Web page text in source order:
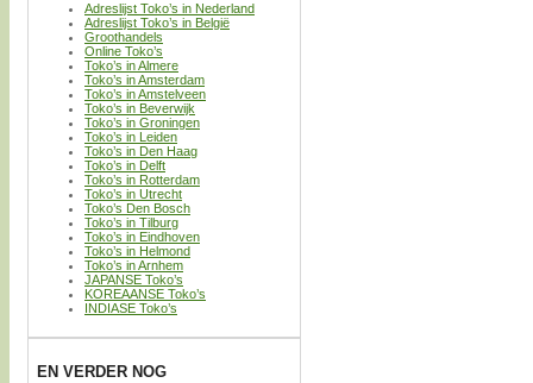
Adreslijst Toko’s in Nederland
Adreslijst Toko’s in België
Groothandels
Online Toko’s
Toko’s in Almere
Toko’s in Amsterdam
Toko’s in Amstelveen
Toko’s in Beverwijk
Toko’s in Groningen
Toko’s in Leiden
Toko’s in Den Haag
Toko’s in Delft
Toko’s in Rotterdam
Toko’s in Utrecht
Toko’s Den Bosch
Toko’s in Tilburg
Toko’s in Eindhoven
Toko’s in Helmond
Toko’s in Arnhem
JAPANSE Toko’s
KOREAANSE Toko’s
INDIASE Toko’s
EN VERDER NOG